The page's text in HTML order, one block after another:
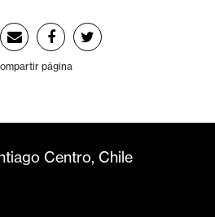
página
Centro, Chile